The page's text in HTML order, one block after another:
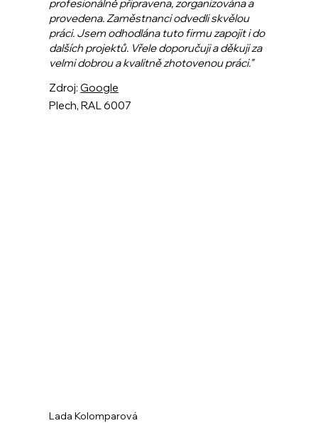
profesionálně připravena, zorganizována a
provedena. Zaměstnanci odvedli skvělou
práci. Jsem odhodlána tuto firmu zapojit i do
dalších projektů. Vřele doporučuji a děkuji za
velmi dobrou a kvalitně zhotovenou práci."
Plech, RAL 6007
Zdroj: Google
Lada Kolomparová